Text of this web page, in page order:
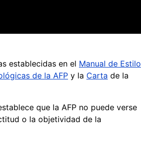
establecidas en el Manual de Estilo
de la AFP y la Carta de la
que la AFP no puede verse
o la objetividad de la